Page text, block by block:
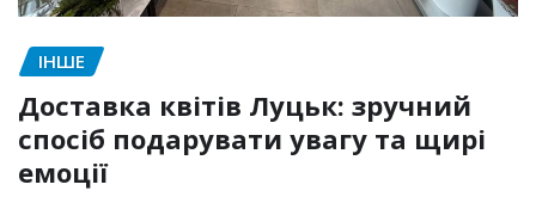
ІНШЕ
Доставка квітів Луцьк: зручний
спосіб подарувати увагу та щирі
емоції